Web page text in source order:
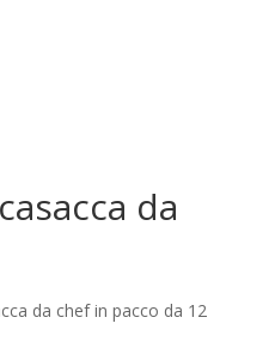
da
da chef in pacco da 12